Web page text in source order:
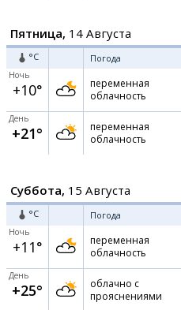
Пятница, 14 Августа
°C Погода
Ночь
+10°
переменная
облачность
День
+21°
переменная
облачность
Суббота, 15 Августа
°C Погода
Ночь
+11°
переменная
облачность
День
+25°
облачно с
прояснениями